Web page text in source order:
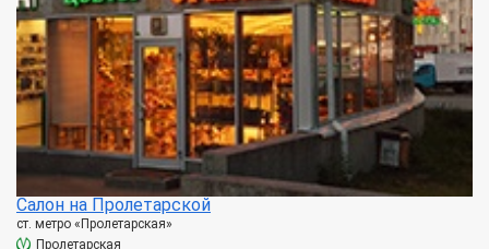
Салон на Пролетарской
ст. метро «Пролетарская»
Пролетарская